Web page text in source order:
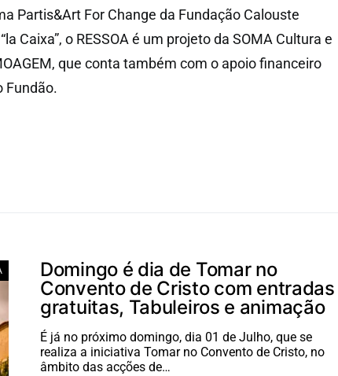
Partis&Art For Change da Fundação Calouste
Caixa”, o RESSOA é um projeto da SOMA Cultura e
que conta também com o apoio financeiro
Fundão.
Domingo é dia de Tomar no
Convento de Cristo com entradas
gratuitas, Tabuleiros e animação
É já no próximo domingo, dia 01 de Julho, que se
realiza a iniciativa Tomar no Convento de Cristo, no
âmbito das acções de…